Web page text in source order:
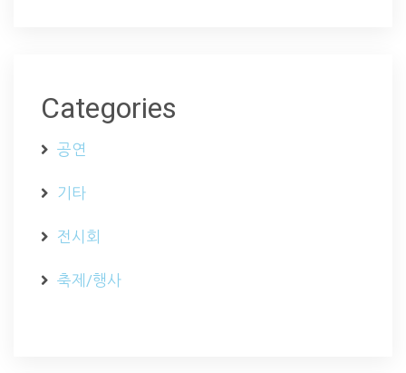
Categories
공연
기타
전시회
축제/행사